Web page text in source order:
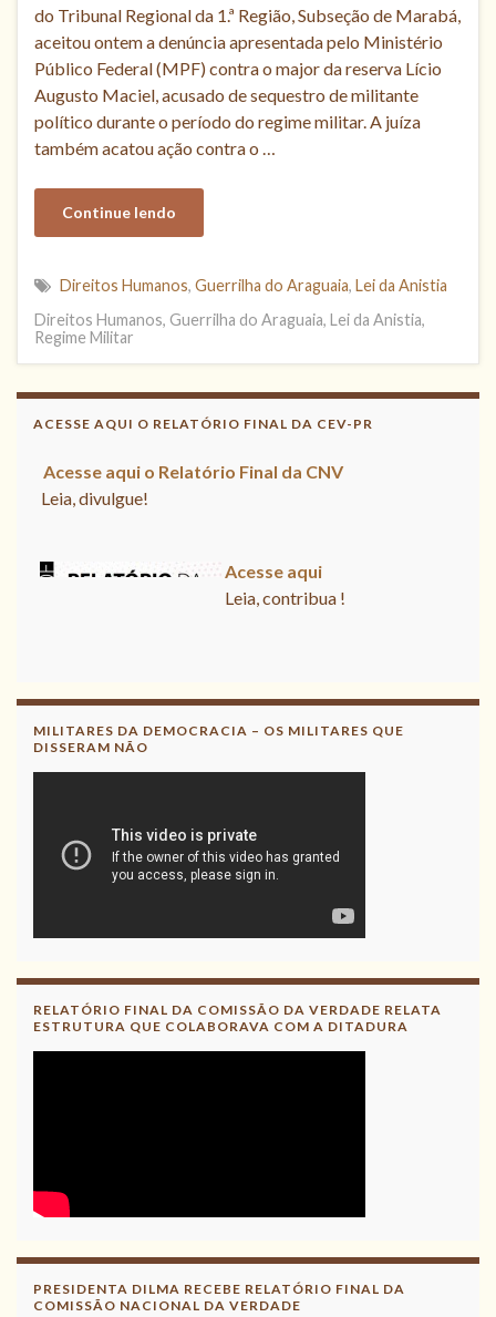
do Tribunal Regional da 1.ª Região, Subseção de Marabá,
aceitou ontem a denúncia apresentada pelo Ministério
Público Federal (MPF) contra o major da reserva Lício
Augusto Maciel, acusado de sequestro de militante
político durante o período do regime militar. A juíza
também acatou ação contra o …
Continue lendo
Direitos Humanos, Guerrilha do Araguaia, Lei da Anistia
Direitos Humanos, Guerrilha do Araguaia, Lei da Anistia,
Regime Militar
ACESSE AQUI O RELATÓRIO FINAL DA CEV-PR
Acesse aqui o Relatório Final da
Acesse aqui
Leia, contribua !
CNV
Leia, divulgue!
MILITARES DA DEMOCRACIA – OS MILITARES QUE
DISSERAM NÃO
RELATÓRIO FINAL DA COMISSÃO DA VERDADE RELATA
ESTRUTURA QUE COLABORAVA COM A DITADURA
PRESIDENTA DILMA RECEBE RELATÓRIO FINAL DA
COMISSÃO NACIONAL DA VERDADE